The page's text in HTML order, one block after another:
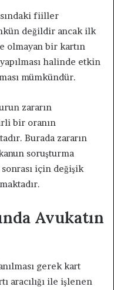
fiiller
değildir ancak ilk
olmayan bir kartın
halinde etkin
mümkündür.
zararın
bir oranın
Burada zararın
soruşturma
sonrası için değişik
Avukatın
gerek kart
aracılığı ile işlenen